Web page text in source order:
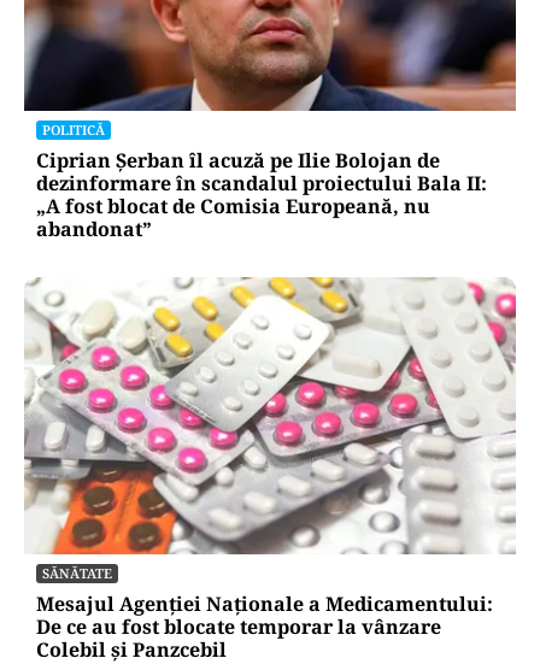
POLITICĂ
Ciprian Șerban îl acuză pe Ilie Bolojan de
dezinformare în scandalul proiectului Bala II:
„A fost blocat de Comisia Europeană, nu
abandonat”
SĂNĂTATE
Mesajul Agenției Naționale a Medicamentului:
De ce au fost blocate temporar la vânzare
Colebil și Panzcebil